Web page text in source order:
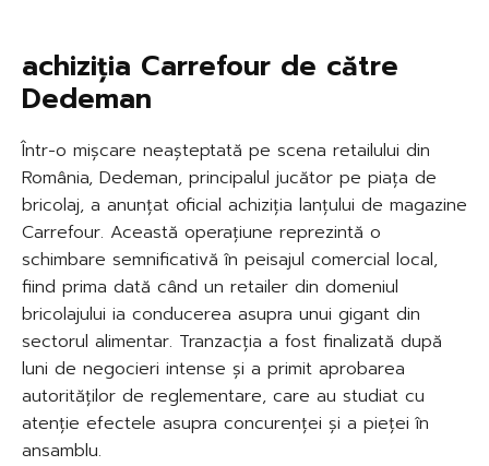
achiziția Carrefour de către
Dedeman
Într-o mișcare neașteptată pe scena retailului din
România, Dedeman, principalul jucător pe piața de
bricolaj, a anunțat oficial achiziția lanțului de magazine
Carrefour. Această operațiune reprezintă o
schimbare semnificativă în peisajul comercial local,
fiind prima dată când un retailer din domeniul
bricolajului ia conducerea asupra unui gigant din
sectorul alimentar. Tranzacția a fost finalizată după
luni de negocieri intense și a primit aprobarea
autorităților de reglementare, care au studiat cu
atenție efectele asupra concurenței și a pieței în
ansamblu.